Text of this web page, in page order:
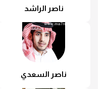
ناصر الراشد
ناصر السعدي